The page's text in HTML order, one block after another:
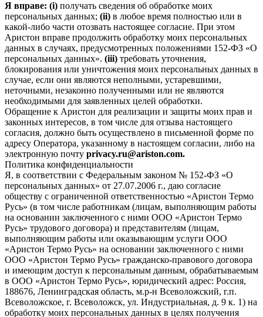
Я вправе: (i) получать сведения об обработке моих
персональных данных; (ii) в любое время полностью или в
какой-либо части отозвать настоящее согласие. При этом
Аристон вправе продолжить обработку моих персональных
данных в случаях, предусмотренных положениями 152-ФЗ «О
персональных данных». (iii) требовать уточнения,
блокирования или уничтожения моих персональных данных в
случае, если они являются неполными, устаревшими,
неточными, незаконно полученными или не являются
необходимыми для заявленных целей обработки.
Обращение к Аристон для реализации и защиты моих прав и
законных интересов, в том числе для отзыва настоящего
согласия, должно быть осуществлено в письменной форме по
адресу Оператора, указанному в настоящем согласии, либо на
электронную почту privacy.ru@ariston.com.
Политика конфиденциальности
Я, в соответствии с Федеральным законом № 152-ФЗ «О
персональных данных» от 27.07.2006 г., даю согласие
обществу с ограниченной ответственностью «Аристон Термо
Русь» (в том числе работникам (лицам, выполняющим работы
на основании заключенного с ними ООО «Аристон Термо
Русь» трудового договора) и представителям (лицам,
выполняющим работы или оказывающим услуги ООО
«Аристон Термо Русь» на основании заключенного с ними
ООО «Аристон Термо Русь» гражданско-правового договора
и имеющим доступ к персональным данным, обрабатываемым
в ООО «Аристон Термо Русь», юридический адрес: Россия,
188676, Ленинградская область, м.р-н Всеволожский, г.п.
Всеволожское, г. Всеволожск, ул. Индустриальная, д. 9 к. 1) на
обработку моих персональных данных в целях получения